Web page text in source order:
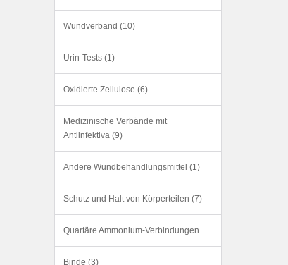
Wundverband (10)
Urin-Tests (1)
Oxidierte Zellulose (6)
Medizinische Verbände mit
Antiinfektiva (9)
Andere Wundbehandlungsmittel (1)
Schutz und Halt von Körperteilen (7)
Quartäre Ammonium-Verbindungen
Binde (3)